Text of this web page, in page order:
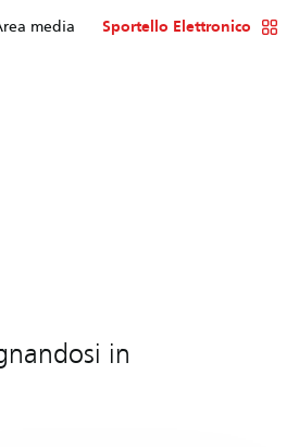
media Sportello Elettronico
in